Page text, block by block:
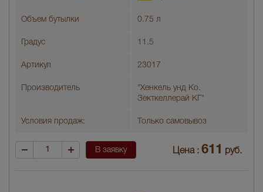
Объем бутылки 0.75 л
Градус 11.5
Артикул 23017
Производитель
"Хенкель унд Ко.
Зекткеллерай КГ"
Условия продаж: Только самовывоз
В заявку Цена : 611 руб.